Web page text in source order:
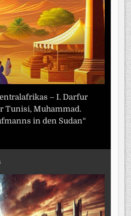
– I. Darfur
Tunisi, Muhammad.
in den Sudan“